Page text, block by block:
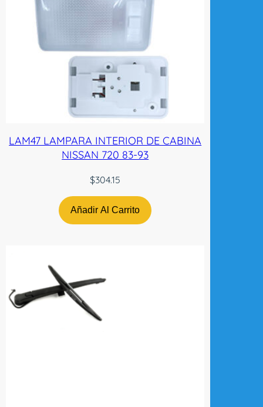
LAM47 LAMPARA INTERIOR DE CABINA
NISSAN 720 83-93
$304.15
Añadir Al Carrito